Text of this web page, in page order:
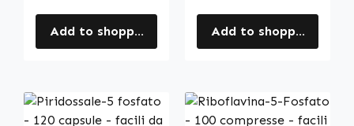
Add to shopping cart Add to shopping cart